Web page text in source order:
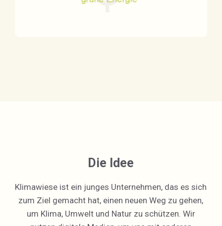
Die Idee
Klimawiese ist ein junges Unternehmen, das es sich
zum Ziel gemacht hat, einen neuen Weg zu gehen,
um Klima, Umwelt und Natur zu schützen. Wir